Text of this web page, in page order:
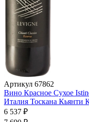
Артикул 67862
Вино Красное Сухое
Италия Тоскана Кьянти
6 537 ₽